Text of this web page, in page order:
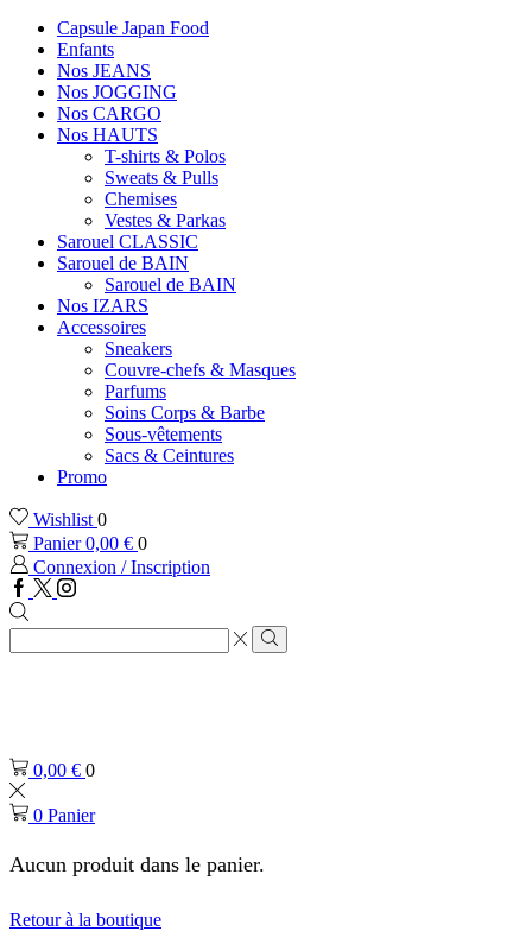
Capsule Japan Food
Enfants
Nos JEANS
Nos JOGGING
Nos CARGO
Nos HAUTS
T-shirts & Polos
Sweats & Pulls
Chemises
Vestes & Parkas
Sarouel CLASSIC
Sarouel de BAIN
Sarouel de BAIN
Nos IZARS
Accessoires
Sneakers
Couvre-chefs & Masques
Parfums
Soins Corps & Barbe
Sous-vêtements
Sacs & Ceintures
Promo
Wishlist 0
Panier0,00 € 0
Connexion / Inscription
Facebook
TwitterInstagram
Zone
de
Rechercher
0,00 € 0
0 Panier
Aucun produit dans le panier.
Retour à la boutique